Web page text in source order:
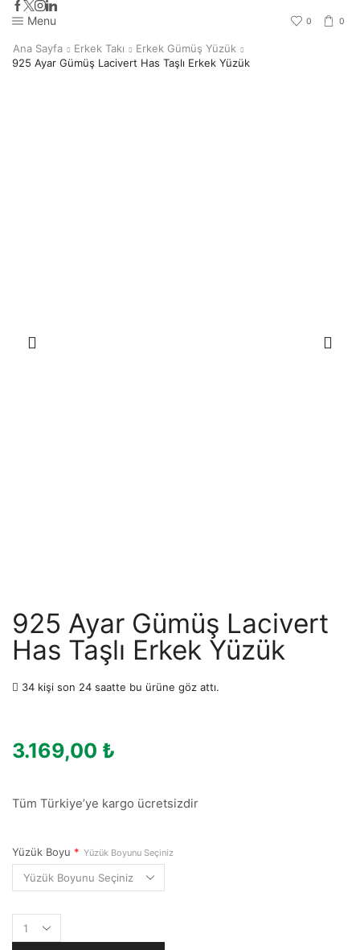
Menu 0 0
Ana Sayfa Erkek Takı
Erkek Gümüş Yüzük
925 Ayar Gümüş Lacivert Has Taşlı Erkek Yüzük
925 Ayar Gümüş Lacivert
Has Taşlı Erkek Yüzük
34 kişi son 24 saatte bu ürüne göz attı.
3.169,00 ₺
Tüm Türkiye’ye kargo ücretsizdir
Yüzük Boyu * Yüzük Boyunu Seçiniz